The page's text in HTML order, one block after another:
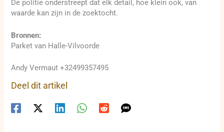
De politie onderstreept dat elk detail, hoe klein ook, van
waarde kan zijn in de zoektocht.
Bronnen:
Parket van Halle-Vilvoorde
Andy Vermaut +32499357495
Deel dit artikel